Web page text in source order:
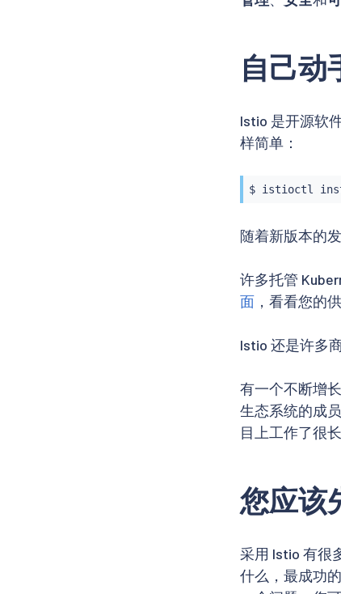
自己动
Istio 是开源软
样简单：
$ istioctl
随着新版本的
许多托管
面 ，看看您的
Istio 还是许多
有一个不断增
生态系统的成
目上工作了很
您应该
采用 Istio 有很
什么，最成功